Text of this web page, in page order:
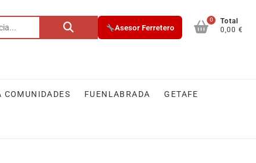
Buscar
Asesor Ferretero
0
Total
0,00 €
FUENLABRADA GETAFE